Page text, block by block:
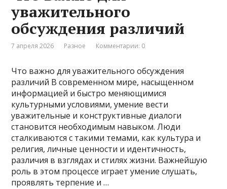
уважительного
обсуждения различий
7 апреля 2026 Разное Комментарии: 0
Что важно для уважительного обсуждения
различий В современном мире, насыщенном
информацией и быстро меняющимися
культурными условиями, умение вести
уважительные и конструктивные диалоги
становится необходимым навыком. Люди
сталкиваются с такими темами, как культура и
религия, личные ценности и идентичность,
различия в взглядах и стилях жизни. Важнейшую
роль в этом процессе играет умение слушать,
проявлять терпение и …